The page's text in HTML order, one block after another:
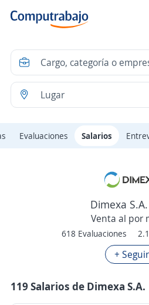
Evaluaciones Salarios
Dimexa S.A.
Venta al por
618 Evaluaciones
+ Seguir
119 Salarios de Dimexa S.A.